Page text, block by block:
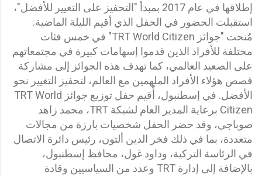
إطلاقها في عام 2017 بمبدأ "التحفيز على التغيير للأفضل"،
استقبلت الحضور في الحفل الذي أقيم الليلة الماضية.
مُنحت "جوائز TRT World Citizen" في خمس فئات
مختلفة للأفراد الذين قدموا إسهامات كبيرة في مجتمعاتهم
على الصعيد العالمي، كما تهدف هذه الجوائز إلى مشاركة
قصص هؤلاء الأفراد الملهمين مع العالم، لتحفيز التغيير نحو
الأفضل. في إسطنبول، أُقيم حفل توزيع جوائز TRT World
Citizen برعاية المدير العام لشبكة TRT، محمد زاهد
صوباجي، وقد حضر الحفل شخصيات بارزة من مجالات
متعددة، بما في ذلك فخر الدين ألتون، رئيس دائرة الاتصال
في الرئاسة التركية، وداود غول، محافظ إسطنبول،
بالإضافة إلى إدارة TRT وعدد من السياسيين وقادة